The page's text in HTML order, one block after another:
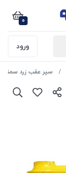
0
ورود
سپر عقب زرد سمند سورن